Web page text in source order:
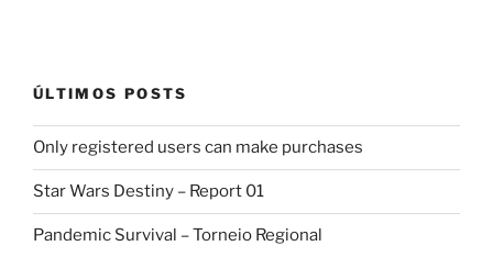
ÚLTIMOS POSTS
Only registered users can make purchases
Star Wars Destiny – Report 01
Pandemic Survival – Torneio Regional